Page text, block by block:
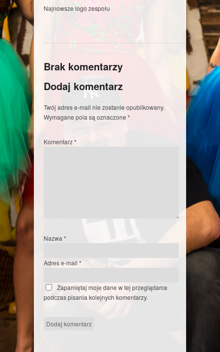
Najnowsze logo zespołu
Brak komentarzy
Dodaj komentarz
Twój adres e-mail nie zostanie opublikowany.
Wymagane pola są oznaczone *
Komentarz*
Nazwa *
Adres e-mail *
Zapamiętaj moje dane w tej przeglądarce
podczas pisania kolejnych komentarzy.